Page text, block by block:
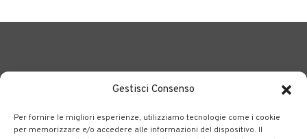
Gestisci Consenso
Per fornire le migliori esperienze, utilizziamo tecnologie come i cookie
per memorizzare e/o accedere alle informazioni del dispositivo. Il
BERGAMO TRASPORTI portale delle tre società Consortili